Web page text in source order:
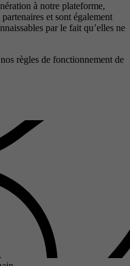
à notre plateforme,
et sont également
par le fait qu’elles ne
règles de fonctionnement de